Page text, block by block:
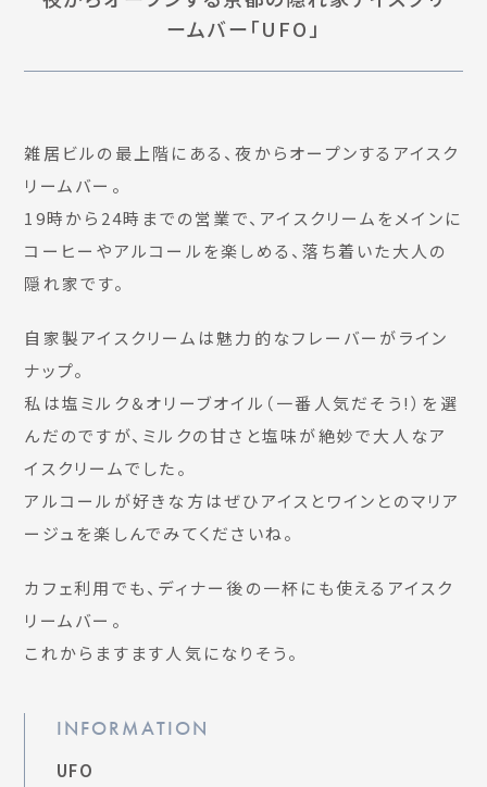
ームバー「UFO」
雑居ビルの最上階にある、夜からオープンするアイスク
リームバー。
19時から24時までの営業で、アイスクリームをメインに
コーヒーやアルコールを楽しめる、落ち着いた大人の
隠れ家です。
自家製アイスクリームは魅力的なフレーバーがライン
ナップ。
私は塩ミルク＆オリーブオイル（一番人気だそう!）を選
んだのですが、ミルクの甘さと塩味が絶妙で大人なア
イスクリームでした。
アルコールが好きな方はぜひアイスとワインとのマリア
ージュを楽しんでみてくださいね。
カフェ利用でも、ディナー後の一杯にも使えるアイスク
リームバー。
これからますます人気になりそう。
INFORMATION
UFO